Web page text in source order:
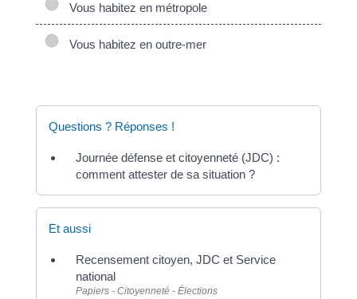
Vous habitez en métropole
Vous habitez en outre-mer
Questions ? Réponses !
Journée défense et citoyenneté (JDC) :
comment attester de sa situation ?
Et aussi
Recensement citoyen, JDC et Service
national
Papiers - Citoyenneté - Élections